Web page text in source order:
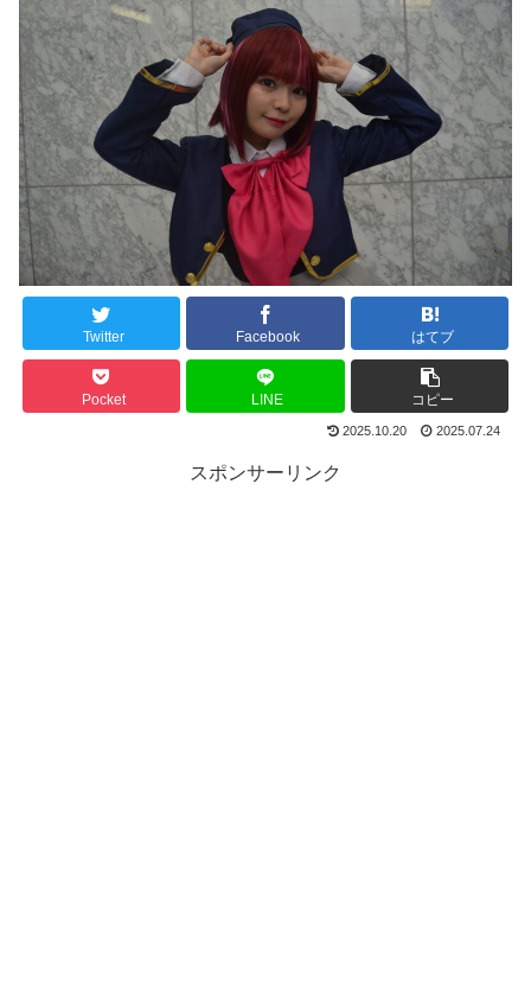
Twitter Facebook はてブ
Pocket LINE コピー
2025.10.20 2025.07.24
スポンサーリンク